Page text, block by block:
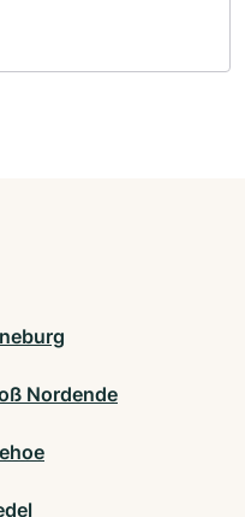
Nordende